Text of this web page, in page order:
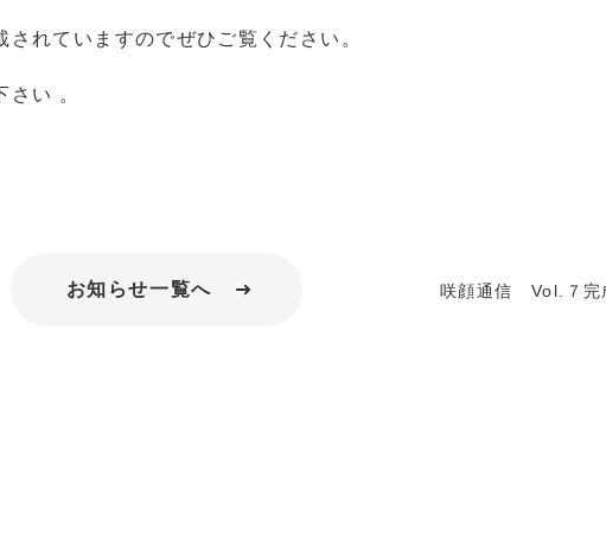
れていますのでぜひご覧ください。
い 。
お知らせ一覧へ 咲顔通信 Vol.７完